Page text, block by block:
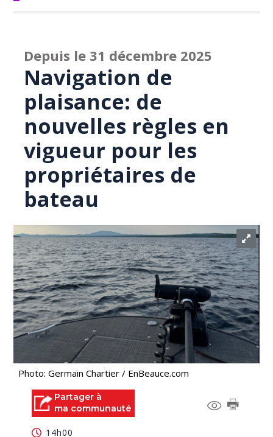
Depuis le 31 décembre 2025
Navigation de
plaisance: de
nouvelles règles en
vigueur pour les
propriétaires de
bateau
Photo: Germain Chartier / EnBeauce.com
Partager à
ma communauté
14h00